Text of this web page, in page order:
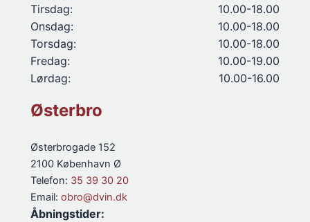
Tirsdag:
10.00-18.00
Onsdag:
10.00-18.00
Torsdag:
10.00-18.00
Fredag:
10.00-19.00
Lørdag:
10.00-16.00
Østerbro
Østerbrogade 152
2100 København Ø
Telefon: 35 39 30 20
Email: obro@dvin.dk
Åbningstider: